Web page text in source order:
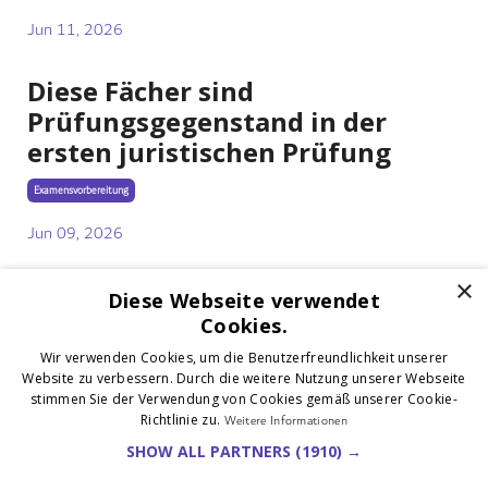
Jun 11, 2026
Diese Fächer sind
Prüfungsgegenstand in der
ersten juristischen Prüfung
Examensvorbereitung
Jun 09, 2026
1 2 3 ×
Diese Webseite verwendet
Cookies.
Wir verwenden Cookies, um die Benutzerfreundlichkeit unserer
Website zu verbessern. Durch die weitere Nutzung unserer Webseite
stimmen Sie der Verwendung von Cookies gemäß unserer Cookie-
Richtlinie zu. Weitere Informationen
SHOW ALL PARTNERS (1910) →